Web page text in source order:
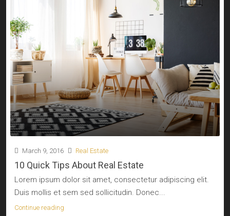
March 9, 2016 Real Estate
10 Quick Tips About Real Estate
Lorem ipsum dolor sit amet, consectetur adipiscing elit.
Duis mollis et sem sed sollicitudin. Donec...
Continue reading